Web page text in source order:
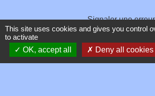
Signaler une
This site uses cookies and gives you control
to activate
OK, accept all
Deny all cookies